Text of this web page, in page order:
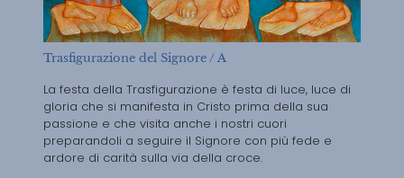
Trasfigurazione del Signore / A
La festa della Trasfigurazione è festa di luce, luce di
gloria che si manifesta in Cristo prima della sua
passione e che visita anche i nostri cuori
preparandoli a seguire il Signore con più fede e
ardore di carità sulla via della croce.